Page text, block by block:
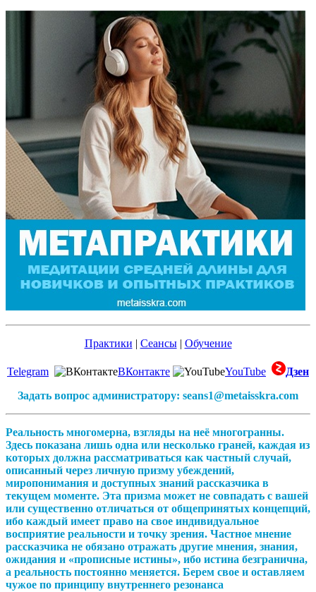
Практики | Сеансы| Обучение
Telegram ВКонтакте YouTube
Дзен
Задать вопрос администратору: seans1@metaisskra.com
Реальность многомерна, взгляды на неё многогранны.
Здесь показана лишь одна или несколько граней, каждая из
которых должна рассматриваться как частный случай,
описанный через личную призму убеждений,
миропонимания и доступных знаний рассказчика в
текущем моменте. Эта призма может не совпадать с вашей
или существенно отличаться от общепринятых концепций,
ибо каждый имеет право на свое индивидуальное
восприятие реальности и точку зрения. Частное мнение
рассказчика не обязано отражать другие мнения, знания,
ожидания и «прописные истины», ибо истина безгранична,
а реальность постоянно меняется. Берем свое и оставляем
чужое по принципу внутреннего резонанса